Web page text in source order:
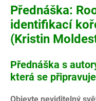
Přednáška:
identifikací
(Kristin
Přednáška s
která se